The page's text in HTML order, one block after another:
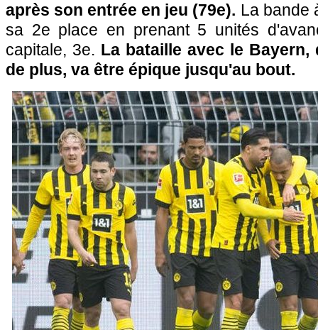
après son entrée en jeu (79e). La bande
sa 2e place en prenant 5 unités
capitale, 3e. La bataille avec le
de plus, va être épique jusqu'au bout.